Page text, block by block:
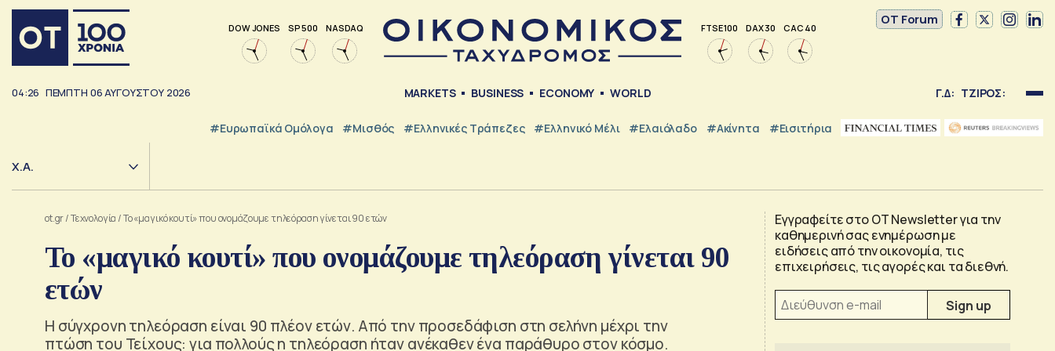
DOW JONES SP 500 NASDAQ FTSE 100 DAX 30 CAC 40
OT Forum
04:26 ΠΕΜΠΤΗ 06ΑΥΓΟΥΣΤΟΥ 2026 MARKETS BUSINESS ECONOMY WORLD Γ.Δ: ΤΖΙΡΟΣ:
#Ευρωπαϊκά Ομόλογα #Μισθός #ελληνικές Τράπεζες #Ελληνικό Μέλι #Ελαιόλαδο #Ακίνητα #εισιτήρια
Χ.Α.
ot.gr/Τεχνολογία /Το «μαγικό κουτί» που ονομάζουμε τηλεόραση γίνεται 90 ετών
Το «μαγικό κουτί» που ονομάζουμε τηλεόραση γίνεται 90
ετών
Η σύγχρονη τηλεόραση είναι 90 πλέον ετών. Από την προσεδάφιση στη σελήνη μέχρι την
πτώση του Τείχους: για πολλούς η τηλεόραση ήταν ανέκαθεν ένα παράθυρο στον κόσμο.
Εγγραφείτε στο OT Newsletter για την
καθημερινή σας ενημέρωση με
ειδήσεις από την οικονομία, τις
επιχειρήσεις, τις αγορές και τα διεθνή.